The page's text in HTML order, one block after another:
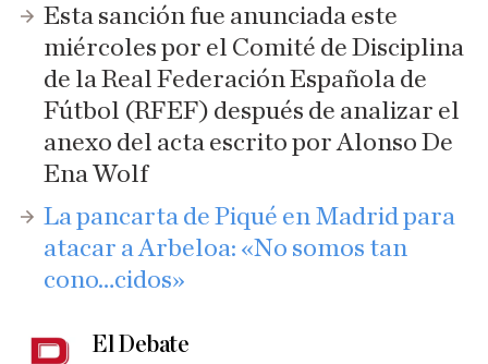
Esta sanción fue anunciada este
miércoles por el Comité de Disciplina
de la Real Federación Española de
Fútbol (RFEF) después de analizar el
anexo del acta escrito por Alonso De
Ena Wolf
La pancarta de Piqué en Madrid para
atacar a Arbeloa: «No somos tan
cono…cidos»
El Debate